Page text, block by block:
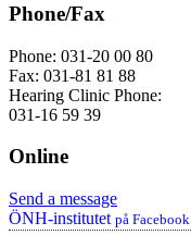
Phone/Fax
Phone: 031-20 00 80
Fax: 031-81 81 88
Hearing Clinic Phone:
031-16 59 39
Online
Send a message
ÖNH-institutet på Facebook